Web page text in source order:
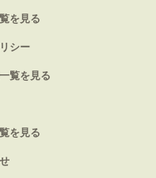
を見る
シー
覧を見る
を見る